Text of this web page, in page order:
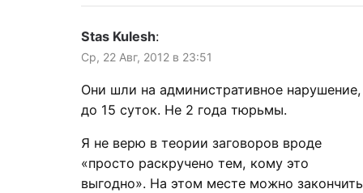
Stas Kulesh:
Ср, 22 Авг, 2012 в 23:51
Они шли на административное нарушение,
до 15 суток. Не 2 года тюрьмы.
Я не верю в теории заговоров вроде
«просто раскручено тем, кому это
выгодно». На этом месте можно закончить